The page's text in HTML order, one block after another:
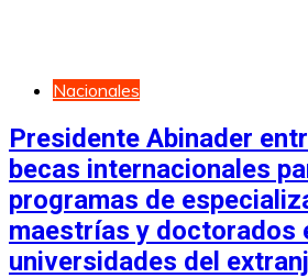
Nacionales
Presidente Abinader
becas internacionales
programas de
maestrías y doctorados
universidades del